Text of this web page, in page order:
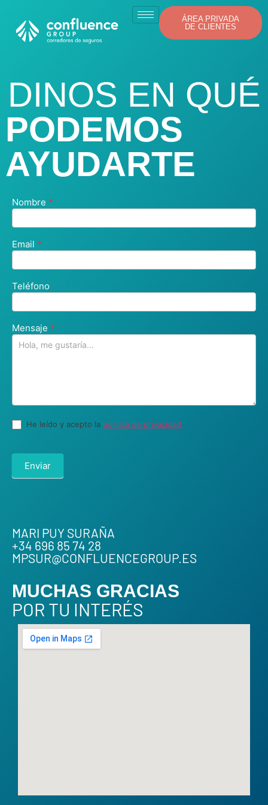
ÁREA PRIVADA
DE CLIENTES
DINOS EN QUÉ
PODEMOS
AYUDARTE
Contact
Nombre *
Email *
Teléfono
Mensaje *
He leído y acepto la política de privacidad
Enviar
MARI PUY SURAÑA
+34 696 85 74 28
MPSUR@CONFLUENCEGROUP.ES
MUCHAS GRACIAS
POR TU INTERÉS